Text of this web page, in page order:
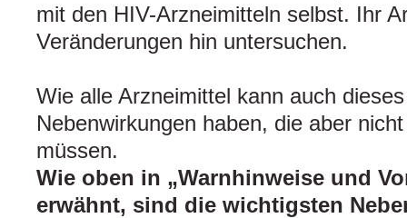
mit den HIV-Arzneimitteln selbst. Ihr
Veränderungen hin untersuchen.
Wie alle Arzneimittel kann auch
Nebenwirkungen haben, die aber
müssen.
Wie oben in „Warnhinweise und
erwähnt, sind die wichtigsten